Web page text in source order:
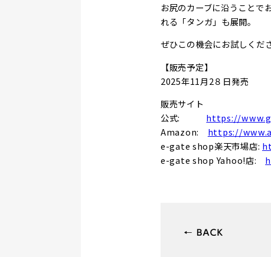
お尻のカーブに沿うことで
れる「タンガ」も展開。
ぜひこの機会にお試しくだ
【販売予定】
2025年11月2８日発売
販売サイト
公式: https://
Amazon: https://
e-gate shop楽天市場店:
e-gate shop Yahoo!店: